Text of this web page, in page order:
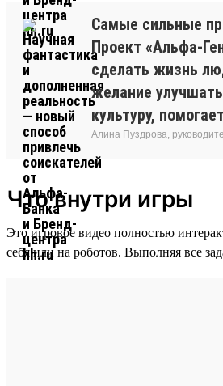
Самые сильные
Проект «Альфа-
сделать жизнь
желание
культуру,
Алина Пуздрова,
Что внутри игры
Это игровое видео полностью
себя или на роботов. Выполняя все